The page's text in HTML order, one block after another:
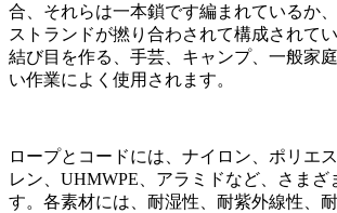
合、それらは一本鎖です編まれているか
ストランドが撚り合わされて構成されて
結び目を作る、手芸、キャンプ、一般家
い作業によく使用されます。
ロープとコードには、ナイロン、ポリエ
レン、UHMWPE、アラミドなど、さまざ
す。各素材には、耐湿性、耐紫外線性、